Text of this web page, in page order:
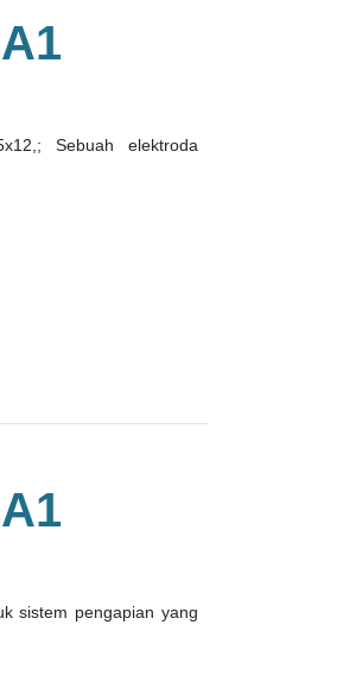
Sebuah elektroda
sistem pengapian yang